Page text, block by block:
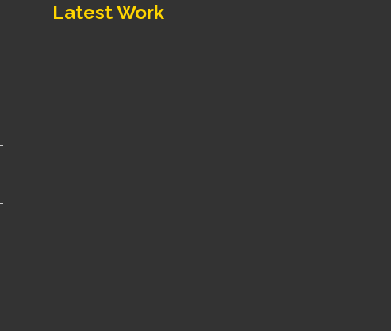
Latest Work